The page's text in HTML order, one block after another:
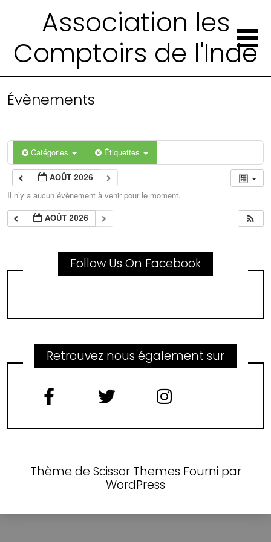
Association les
Comptoirs de l'Inde
Évènements
Catégories Étiquettes
AOÛT 2026
Il n’y a aucun évènement à venir pour le moment.
AOÛT 2026
Follow Us On Facebook
Retrouvez nous également sur
Thème de Scissor Themes Fourni par
WordPress